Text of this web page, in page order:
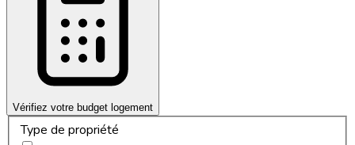
Vérifiez votre budget logement
Type de propriété